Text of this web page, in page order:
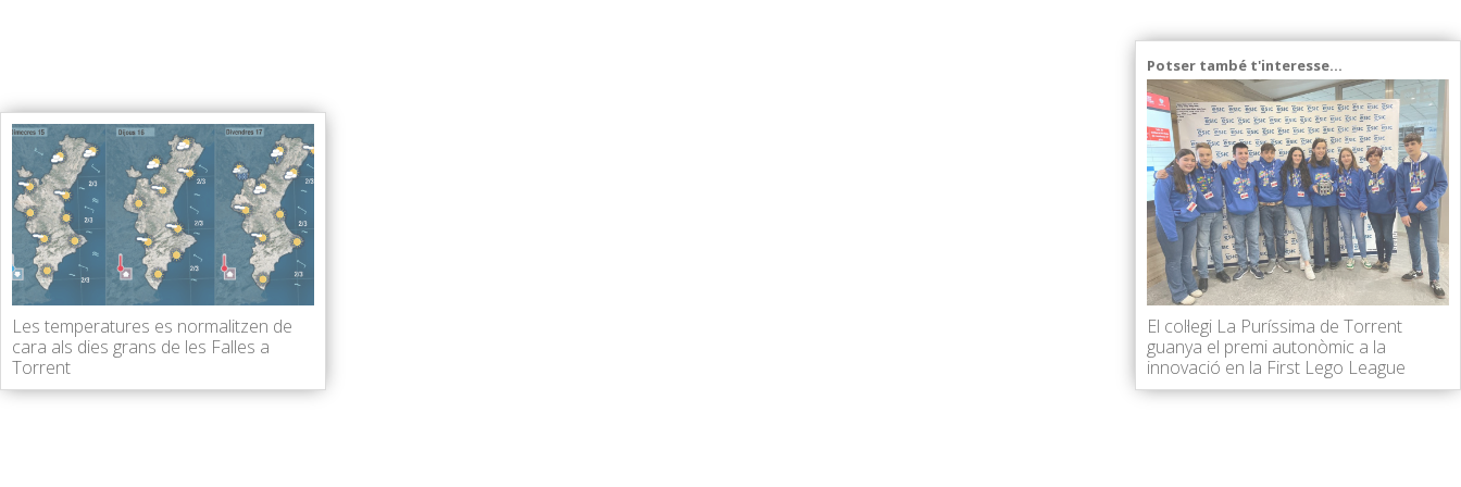
Les temperatures es normalitzen de
cara als dies grans de les Falles a
Torrent
Potser també t'interesse...
El col·legi La Puríssima de Torrent
guanya el premi autonòmic a la
innovació en la First Lego League